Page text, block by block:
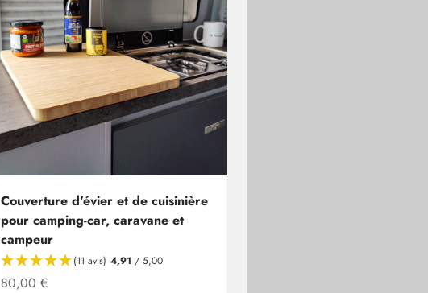
Couverture d'évier et de cuisinière
pour camping-car, caravane et
campeur
(11 avis) 4,91 / 5,00
Offre à partir de
80,00 €